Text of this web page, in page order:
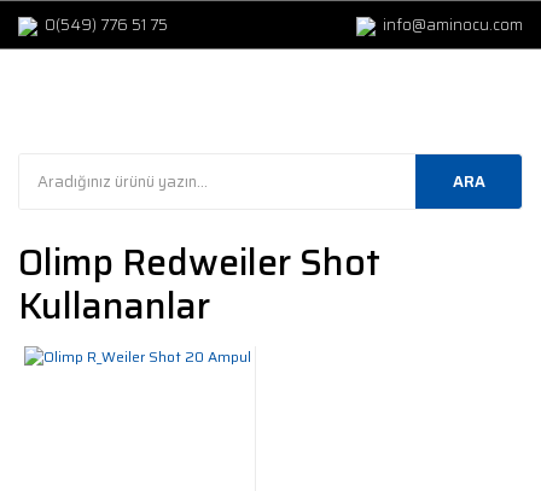
0(549) 776 51 75 info@aminocu.com
ARA
Olimp Redweiler Shot
Kullananlar